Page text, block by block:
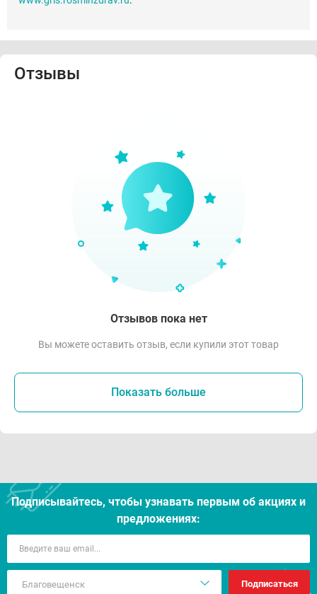
Отзывы
Отзывов пока нет
Вы можете оставить отзыв, если купили этот товар
Показать больше
Подписывайтесь, чтобы узнавать первым об акцияx и
предложениях:
Подписаться